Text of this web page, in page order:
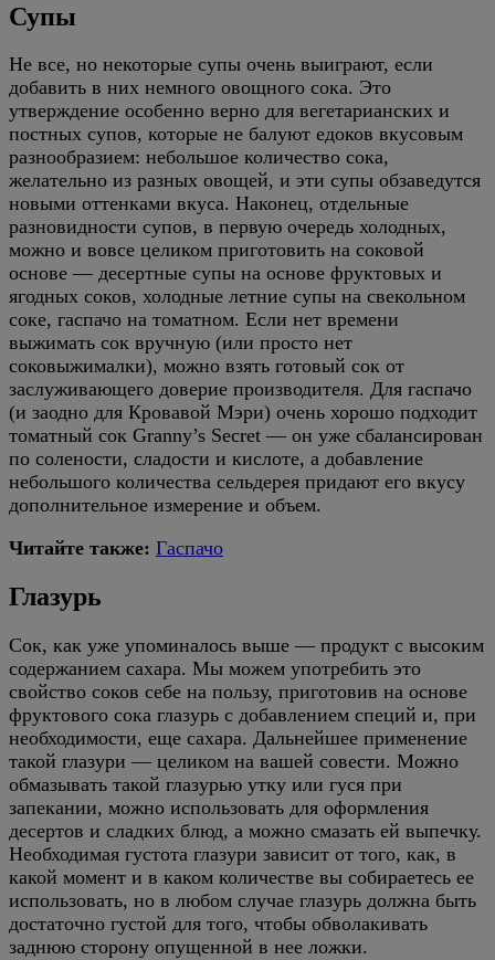
Супы
Не все, но некоторые супы очень выиграют, если
добавить в них немного овощного сока. Это
утверждение особенно верно для вегетарианских и
постных супов, которые не балуют едоков вкусовым
разнообразием: небольшое количество сока,
желательно из разных овощей, и эти супы обзаведутся
новыми оттенками вкуса. Наконец, отдельные
разновидности супов, в первую очередь холодных,
можно и вовсе целиком приготовить на соковой
основе — десертные супы на основе фруктовых и
ягодных соков, холодные летние супы на свекольном
соке, гаспачо на томатном. Если нет времени
выжимать сок вручную (или просто нет
соковыжималки), можно взять готовый сок от
заслуживающего доверие производителя. Для гаспачо
(и заодно для Кровавой Мэри) очень хорошо подходит
томатный сок Granny’s Secret — он уже сбалансирован
по солености, сладости и кислоте, а добавление
небольшого количества сельдерея придают его вкусу
дополнительное измерение и объем.
Читайте также: Гаспачо
Глазурь
Сок, как уже упоминалось выше — продукт с высоким
содержанием сахара. Мы можем употребить это
свойство соков себе на пользу, приготовив на основе
фруктового сока глазурь с добавлением специй и, при
необходимости, еще сахара. Дальнейшее применение
такой глазури — целиком на вашей совести. Можно
обмазывать такой глазурью утку или гуся при
запекании, можно использовать для оформления
десертов и сладких блюд, а можно смазать ей выпечку.
Необходимая густота глазури зависит от того, как, в
какой момент и в каком количестве вы собираетесь ее
использовать, но в любом случае глазурь должна быть
достаточно густой для того, чтобы обволакивать
заднюю сторону опущенной в нее ложки.